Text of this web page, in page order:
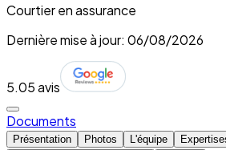
Courtier en assurance
Dernière mise à jour: 06/08/2026
5.05 avis
Documents
Présentation Photos L'équipe